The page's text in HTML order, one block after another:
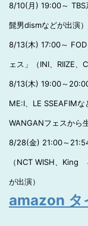
8/10(月) 19:00～ TBS
髭男dismなどが出演）
8/13(木) 17:00～
ェス」（INI、RIIZE、
8/13(木) 19:00～20:00
ME:I、LE SSEAFIM
WANGANフェスから
8/28(金) 21:00～
（NCT WISH、King
が出演）
amazon タ